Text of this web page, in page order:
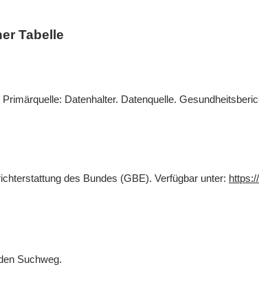
Tabelle
Primärquelle: Datenhalter. Datenquelle.
des Bundes (GBE). Verfügbar unter:
Suchweg.